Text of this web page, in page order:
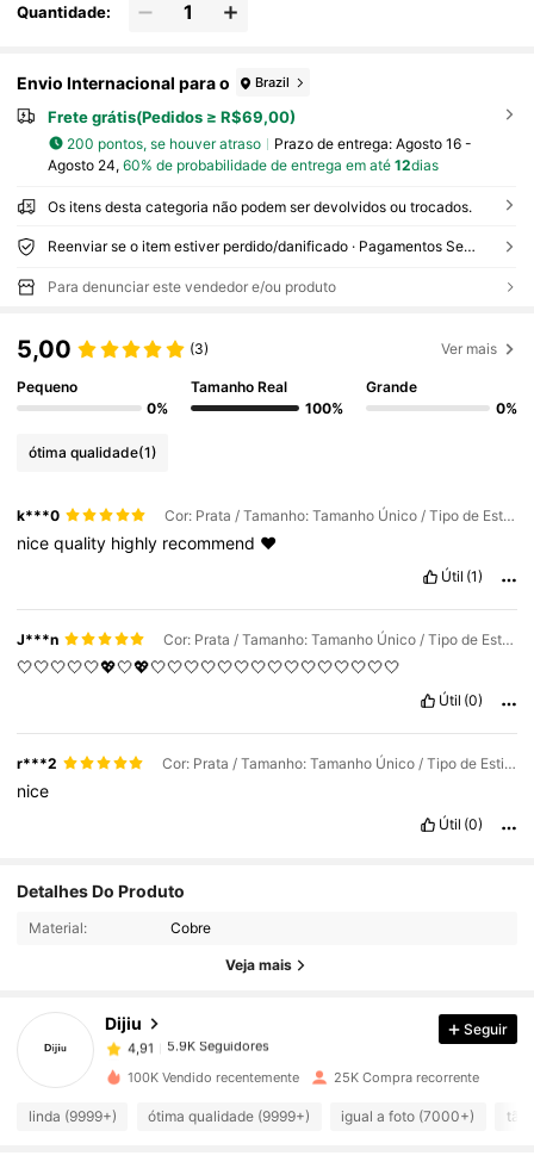
Quantidade:
Envio Internacional para o Brazil
Frete grátis(Pedidos ≥ R$69,00)
200 pontos, se houver atraso Prazo de entrega: Agosto 16 -
Agosto 24, 60% de probabilidade de entrega em até 12dias
Os itens desta categoria não podem ser devolvidos ou trocados.
Reenviar se o item estiver perdido/danificado · Pagamentos Seguros · Proteção de privacidade
Para denunciar este vendedor e/ou produto
5,00 (3) Ver mais
Pequeno
0%
Tamanho Real
100%
Grande
0%
ótima qualidade(1)
k***0 Cor: Prata / Tamanho: Tamanho Único / Tipo de Estilo: Símbolo musical da gravata borboleta
nicequality highly recommend ❤️
Útil (1)
J***n Cor: Prata / Tamanho: Tamanho Único / Tipo de Estilo: Pulseira com pingente de gato e pérola negra
🤍🤍🤍🤍🤍💖🤍💖🤍🤍🤍🤍🤍🤍🤍🤍🤍🤍🤍🤍🤍🤍🤍
Útil (0)
r***2 Cor: Prata / Tamanho: Tamanho Único / Tipo de Estilo: Símbolo musical da gravata borboleta
nice
Útil (0)
Detalhes Do Produto
Material: Cobre
Veja mais
Dijiu
4,91 5.9K Seguidores
5.9K Seguidores
4,91
a***3
pago1 dia atrás
4,91
Seguir
100K Vendido recentemente 25K Compra recorrente
linda (9999+) ótima qualidade (9999+) igual a foto (7000+) tão